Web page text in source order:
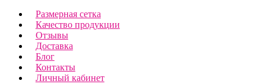
Размерная сетка
Качество продукции
Отзывы
Доставка
Блог
Контакты
Личный кабинет